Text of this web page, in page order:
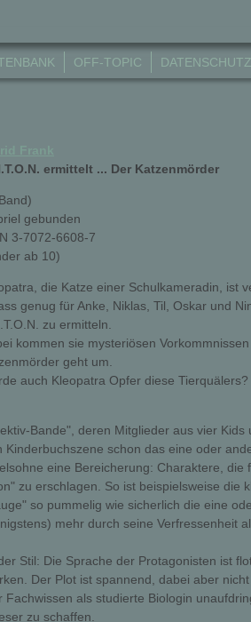
OFF-TOPIC DATENSCHUTZ
ermittelt ... Der Katzenmörder
gebunden
3-7072-6608-7
ab 10)
die Katze einer Schulkameradin, ist
genug für Anke, Niklas, Til, Oskar und
zu ermitteln.
kommen sie mysteriösen
geht um.
auch Kleopatra Opfer diese Tierquälers?
Bande", deren Mitglieder aus vier Kids
schon das eine oder
eine Bereicherung: Charaktere, die
zu erschlagen. So ist beispielsweise die
so pummelig wie sicherlich die eine
mehr durch seine Verfressenheit
Stil: Die Sprache der Protagonisten ist
Der Plot ist spannend, dabei aber
Fachwissen als studierte Biologin
zu schaffen.